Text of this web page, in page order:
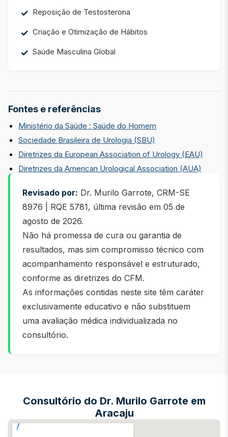
Reposição de Testosterona
Criação e Otimização de Hábitos
Saúde Masculina Global
Fontes e referências
Ministério da Saúde : Saúde do Homem
Sociedade Brasileira de Urologia (SBU)
Diretrizes da European Association of Urology (EAU)
Diretrizes da American Urological Association (AUA)
Revisado por: Dr. Murilo Garrote, CRM-SE
8976 | RQE 5781, última revisão em 05 de
agosto de 2026.
Não há promessa de cura ou garantia de
resultados, mas sim compromisso técnico com
acompanhamento responsável e estruturado,
conforme as diretrizes do CFM.
As informações contidas neste site têm caráter
exclusivamente educativo e não substituem
uma avaliação médica individualizada no
consultório.
Consultório do Dr. Murilo Garrote em
Aracaju